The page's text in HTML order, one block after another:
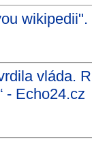
vláda.
- Echo24.cz